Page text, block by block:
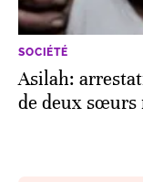
SOCIÉTÉ
Asilah:
de deux sœurs